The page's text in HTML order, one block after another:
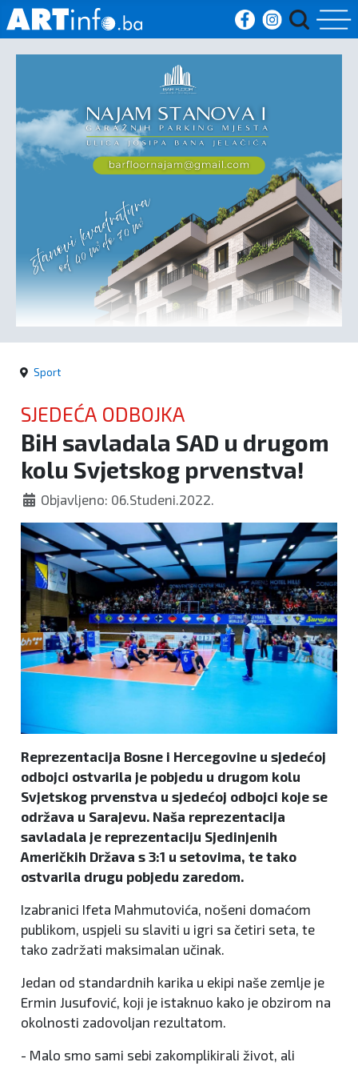
Vijesti
Sport
Crna
kronika
Politika
Sport
SJEDEĆA ODBOJKA
BiH savladala SAD u drugom
kolu Svjetskog prvenstva!
Objavljeno: 06.Studeni.2022.
Reprezentacija Bosne i Hercegovine u sjedećoj
odbojci ostvarila je pobjedu u drugom kolu
Svjetskog prvenstva u sjedećoj odbojci koje se
održava u Sarajevu. Naša reprezentacija
savladala je reprezentaciju Sjedinjenih
Američkih Država s 3:1 u setovima, te tako
ostvarila drugu pobjedu zaredom.
Izabranici Ifeta Mahmutovića, nošeni domaćom
publikom, uspjeli su slaviti u igri sa četiri seta, te
tako zadržati maksimalan učinak.
Jedan od standardnih karika u ekipi naše zemlje je
Ermin Jusufović, koji je istaknuo kako je obzirom na
okolnosti zadovoljan rezultatom.
- Malo smo sami sebi zakomplikirali život, ali